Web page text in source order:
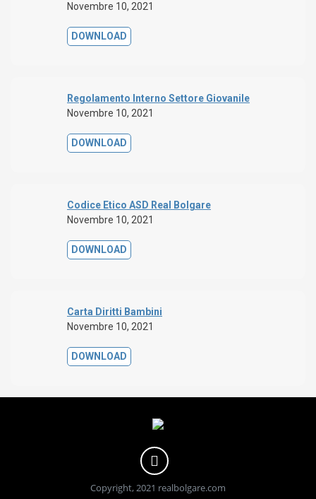
Novembre 10, 2021
DOWNLOAD
Regolamento Interno Settore Giovanile
Novembre 10, 2021
DOWNLOAD
Codice Etico ASD Real Bolgare
Novembre 10, 2021
DOWNLOAD
Carta Diritti Bambini
Novembre 10, 2021
DOWNLOAD
Copyright, 2021 realbolgare.com